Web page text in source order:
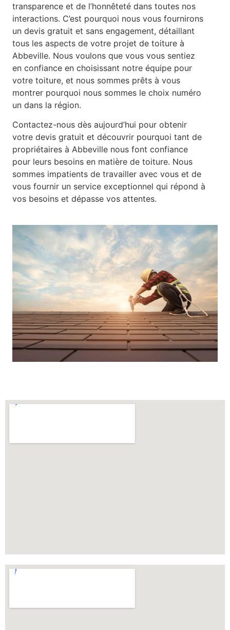
transparence et de l’honnêteté dans toutes nos
interactions. C’est pourquoi nous vous fournirons
un devis gratuit et sans engagement, détaillant
tous les aspects de votre projet de toiture à
Abbeville. Nous voulons que vous vous sentiez
en confiance en choisissant notre équipe pour
votre toiture, et nous sommes prêts à vous
montrer pourquoi nous sommes le choix numéro
un dans la région.
Contactez-nous dès aujourd’hui pour obtenir
votre devis gratuit et découvrir pourquoi tant de
propriétaires à Abbeville nous font confiance
pour leurs besoins en matière de toiture. Nous
sommes impatients de travailler avec vous et de
vous fournir un service exceptionnel qui répond à
vos besoins et dépasse vos attentes.